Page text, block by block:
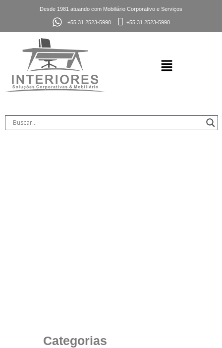
Desde 1981 atuando com Mobiliário Corporativo e Serviços
+55 31 2523-5990 +55 31 2523-5990
Categorias